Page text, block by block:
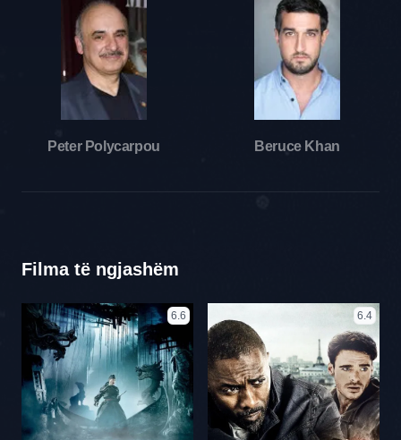
Peter Polycarpou Beruce Khan
Filma të ngjashëm
6.6 6.4